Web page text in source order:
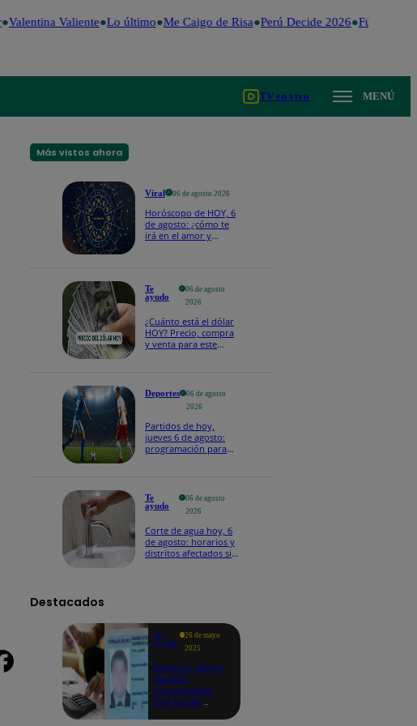
Valentina Valiente Lo último Me Caigo de Risa Perú Decide 2026 Fútbol
TV en vivo MENÚ
Más vistos ahora
Viral 06 de agosto 2026
Horóscopo de HOY, 6
de agosto: ¿cómo te
irá en el amor y
Te
ayudo
06 de agosto
2026
¿Cuánto está el dólar
HOY? Precio, compra
y venta para este
Deportes
06 de agosto
2026
Partidos de hoy,
jueves 6 de agosto:
programación para
Te
ayudo
06 de agosto
2026
Corte de agua hoy, 6
de agosto: horarios y
distritos afectados sin
Destacados
Te
ayudo
26 de mayo
2025
Revisa si tienes
deudas
consultando
con tu DNI: